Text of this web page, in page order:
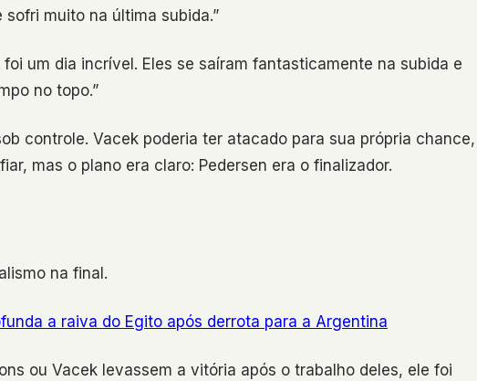
muito na última subida.”
um dia incrível. Eles se saíram fantasticamente na subida e
no topo.”
controle. Vacek poderia ter atacado para sua própria chance,
mas o plano era claro: Pedersen era o finalizador.
na final.
a raiva do Egito após derrota para a Argentina
ou Vacek levassem a vitória após o trabalho deles, ele foi